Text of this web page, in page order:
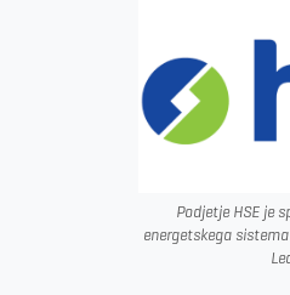
Podjetje HSE je
energetskega